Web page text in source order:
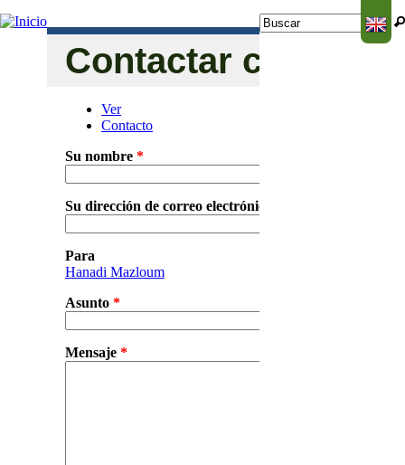
Formulario de
Buscar
Contactar con
Solapas principales
Ver
Contacto
Su nombre *
Su dirección de correo electrónico
Para
Hanadi Mazloum
Asunto *
Mensaje *